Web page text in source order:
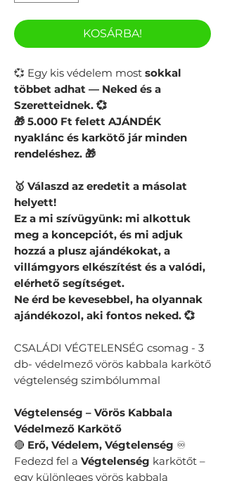
KOSÁRBA!
💞 Egy kis védelem most sokkal
többet adhat — Neked és a
Szeretteidnek. 💞
​🎁 5.000 Ft felett AJÁNDÉK
nyaklánc és karkötő jár minden
rendeléshez.​ 🎁
🥇 Válaszd az eredetit a másolat
helyett!
Ez a mi szívügyünk: mi alkottuk
meg a koncepciót, és mi adjuk
hozzá a plusz ajándékokat, a
villámgyors elkészítést és a valódi,
elérhető segítséget.
Ne érd be kevesebbel, ha olyannak
ajándékozol, aki fontos neked. 💞
CSALÁDI VÉGTELENSÉG csomag - 3
db- védelmező vörös kabbala karkötő
végtelenség szimbólummal
Végtelenség – Vörös Kabbala
Védelmező Karkötő
🔴 Erő, Védelem, Végtelenség ♾️
Fedezd fel a Végtelenség karkötőt –
egy különleges vörös kabbala